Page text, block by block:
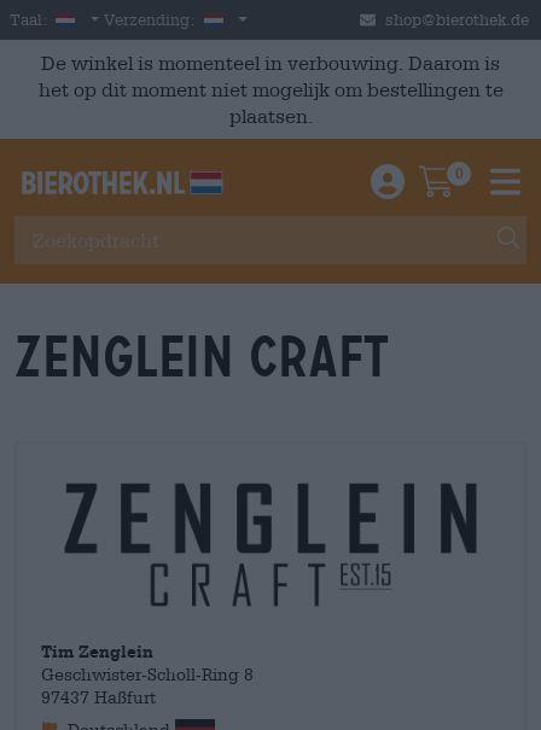
Skip to main content
Taal: Dutch
Verzending: Nederland shop@bierothek.de
De winkel is momenteel in verbouwing. Daarom is
het op dit moment niet mogelijk om bestellingen te
plaatsen.
Einloggen /
0
Zenglein Craft
Tim Zenglein
Geschwister-Scholl-Ring 8
97437 Haßfurt